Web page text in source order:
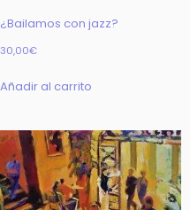
¿Bailamos con jazz?
30,00€
Añadir al carrito